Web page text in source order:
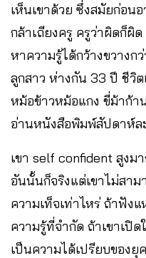
เห็นเขาด้วย ซึ่งสมัยก่อน
กล้าเถียงครู ครูว่าผิดก็ผิ
หาความรู้ได้กว้างขวาง
ลูกสาว ห่างกัน 33 ปี ชีวิ
หม้อข้าวหม้อแกง ขี่ม้าก้า
อ่านหนังสือพิมพ์สัปดาห์ล
เขา self confident สูงม
อันนั้นก็จริงแต่เขาไม่สาม
ความเท็จเท่าไหร่ ถ้าฟัง
ความรู้ที่จำกัด ถ้าเขาเปิ
เป็นความได้เปรียบของยุ